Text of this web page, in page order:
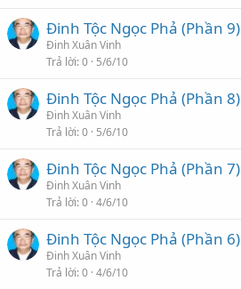
Đinh Tộc Ngọc Phả (Phần 9)
Đinh Xuân Vinh
Trả lời 0 5/6/10
Đinh Tộc Ngọc Phả (Phần 8)
Đinh Xuân Vinh
Trả lời 0 5/6/10
Đinh Tộc Ngọc Phả (Phần 7)
Đinh Xuân Vinh
Trả lời 0 4/6/10
Đinh Tộc Ngọc Phả (Phần 6)
Đinh Xuân Vinh
Trả lời 0 4/6/10